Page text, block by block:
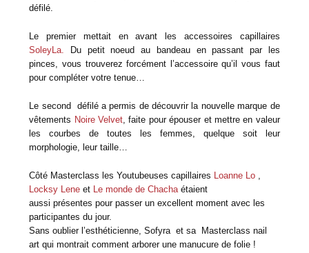
défilé.
Le premier mettait en avant les accessoires capillaires
SoleyLa.
Du petit noeud au bandeau en passant par les
pinces, vous trouverez forcément l’accessoire qu’il vous faut
pour compléter votre tenue…
Le second défilé a permis de découvrir la nouvelle marque de
vêtements Noire Velvet , faite pour épouser et mettre en valeur
les courbes de toutes les femmes, quelque soit leur
morphologie, leur taille…
Côté Masterclass les Youtubeuses capillaires Loanne Lo
Locksy Lene et Le monde de Chacha étaient
aussi présentespour passer un excellent moment avec les
participantes du jour.
Sans oublier l’esthéticienne, Sofyra et sa Masterclass nail
art qui montrait comment arborer une manucure de folie !